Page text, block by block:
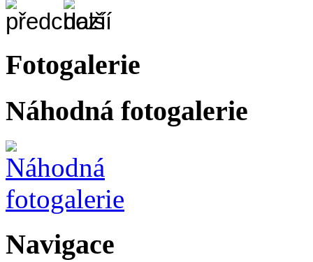
Fotogalerie
Náhodná fotogalerie
Navigace